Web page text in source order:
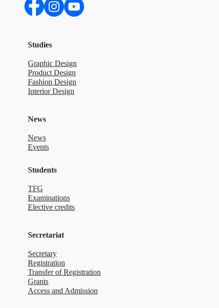
Studies
Graphic Design
Product Design
Fashion Design
Interior Design
News
News
Events
Students
TFG
Examinations
Elective credits
Secretariat
Secretary
Registration
Transfer of Registration
Grants
Access and Admission